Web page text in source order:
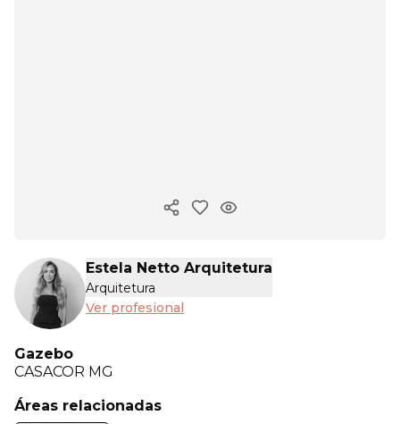
Copiar enlace
Estela Netto Arquitetura
Arquitetura
Ver profesional
Gazebo
CASACOR MG
Áreas relacionadas